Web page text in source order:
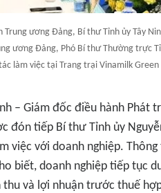
Trung ương Đảng, Bí thư Tỉnh ủy Tây
ương Đảng, Phó Bí thư Thường trực
làm việc tại Trang trại Vinamilk Green
– Giám đốc điều hành Phát
đón tiếp Bí thư Tỉnh ủy
việc với doanh nghiệp.
biết, doanh nghiệp tiếp tục
và lợi nhuận trước thuế